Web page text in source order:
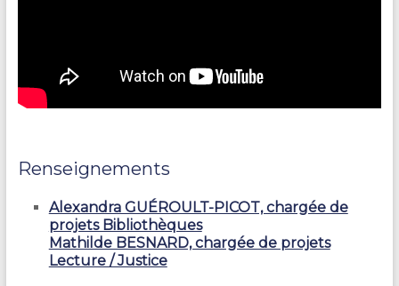
Renseignements
Alexandra GUÉROULT-PICOT, chargée de
projets Bibliothèques
Mathilde BESNARD, chargée de projets
Lecture / Justice